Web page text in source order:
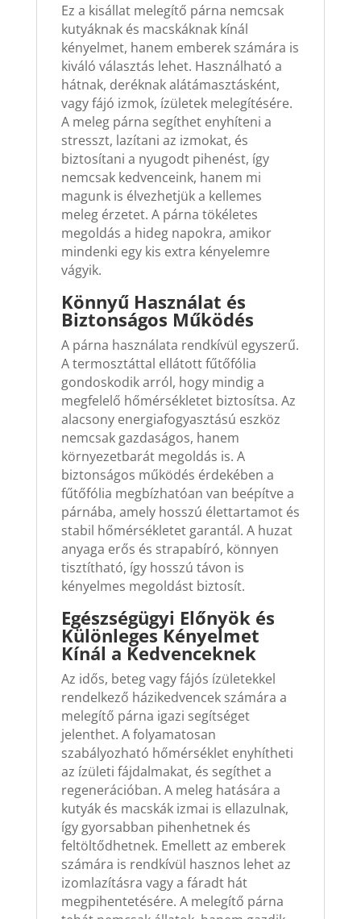
Ez a kisállat melegítő párna nemcsak
kutyáknak és macskáknak kínál
kényelmet, hanem emberek számára is
kiváló választás lehet. Használható a
hátnak, deréknak alátámasztásként,
vagy fájó izmok, ízületek melegítésére.
A meleg párna segíthet enyhíteni a
stresszt, lazítani az izmokat, és
biztosítani a nyugodt pihenést, így
nemcsak kedvenceink, hanem mi
magunk is élvezhetjük a kellemes
meleg érzetet. A párna tökéletes
megoldás a hideg napokra, amikor
mindenki egy kis extra kényelemre
vágyik.
Könnyű Használat és
Biztonságos Működés
A párna használata rendkívül egyszerű.
A termosztáttal ellátott fűtőfólia
gondoskodik arról, hogy mindig a
megfelelő hőmérsékletet biztosítsa. Az
alacsony energiafogyasztású eszköz
nemcsak gazdaságos, hanem
környezetbarát megoldás is. A
biztonságos működés érdekében a
fűtőfólia megbízhatóan van beépítve a
párnába, amely hosszú élettartamot és
stabil hőmérsékletet garantál. A huzat
anyaga erős és strapabíró, könnyen
tisztítható, így hosszú távon is
kényelmes megoldást biztosít.
Egészségügyi Előnyök és
Különleges Kényelmet
Kínál a Kedvenceknek
Az idős, beteg vagy fájós ízületekkel
rendelkező házikedvencek számára a
melegítő párna igazi segítséget
jelenthet. A folyamatosan
szabályozható hőmérséklet enyhítheti
az ízületi fájdalmakat, és segíthet a
regenerációban. A meleg hatására a
kutyák és macskák izmai is ellazulnak,
így gyorsabban pihenhetnek és
feltöltődhetnek. Emellett az emberek
számára is rendkívül hasznos lehet az
izomlazításra vagy a fáradt hát
megpihentetésére. A melegítő párna